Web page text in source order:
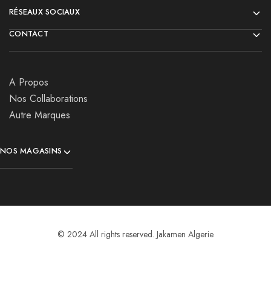
RÉSEAUX SOCIAUX
CONTACT
A Propos
Nos Collaborations
Autre Marques
NOS MAGASINS
© 2024 All rights reserved. Jakamen Algerie